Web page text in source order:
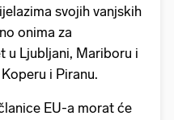
svojih vanjskih
onima za
u Ljubljani, Mariboru i
i Piranu.
EU-a morat će